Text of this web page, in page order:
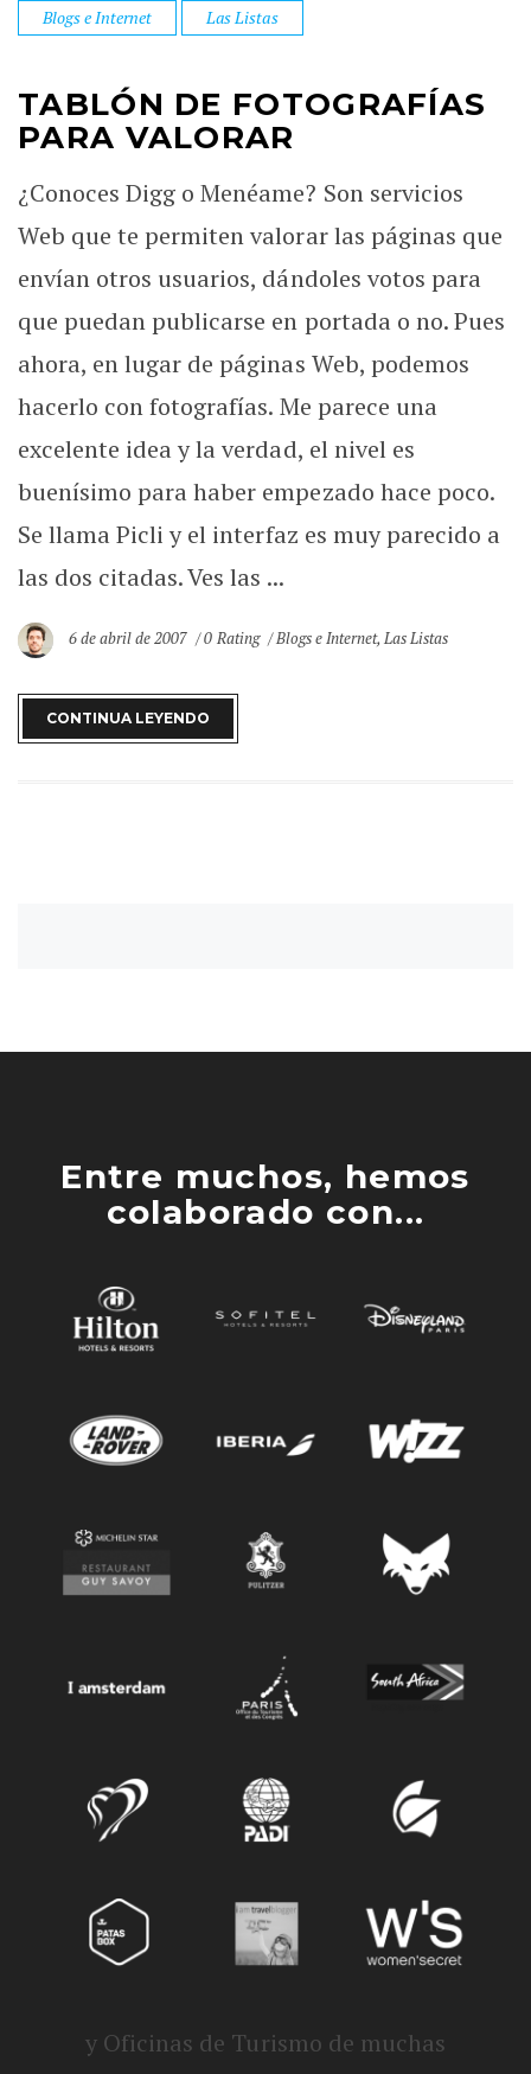
Blogs e Internet Las Listas
TABLÓN DE FOTOGRAFÍAS
PARA VALORAR
¿Conoces Digg o Menéame? Son servicios
Web que te permiten valorar las páginas que
envían otros usuarios, dándoles votos para
que puedan publicarse en portada o no. Pues
ahora, en lugar de páginas Web, podemos
hacerlo con fotografías. Me parece una
excelente idea y la verdad, el nivel es
buenísimo para haber empezado hace poco.
Se llama Picli y el interfaz es muy parecido a
las dos citadas. Ves las ...
6 de abril de 2007 0 Rating Blogs e Internet,Las Listas
CONTINUA LEYENDO
Entre muchos, hemos
colaborado con...
y Oficinas de Turismo de muchas